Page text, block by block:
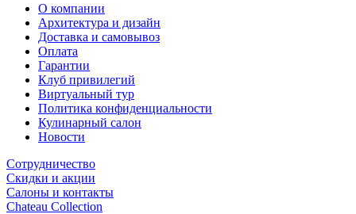
О компании
Архитектура и дизайн
Доставка и самовывоз
Оплата
Гарантии
Клуб привилегий
Виртуальный тур
Политика конфиденциальности
Кулинарный салон
Новости
Сотрудничество
Скидки и акции
Салоны и контакты
Chateau Collection